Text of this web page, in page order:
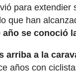
para
que han
se conoció
arriba a la
años con